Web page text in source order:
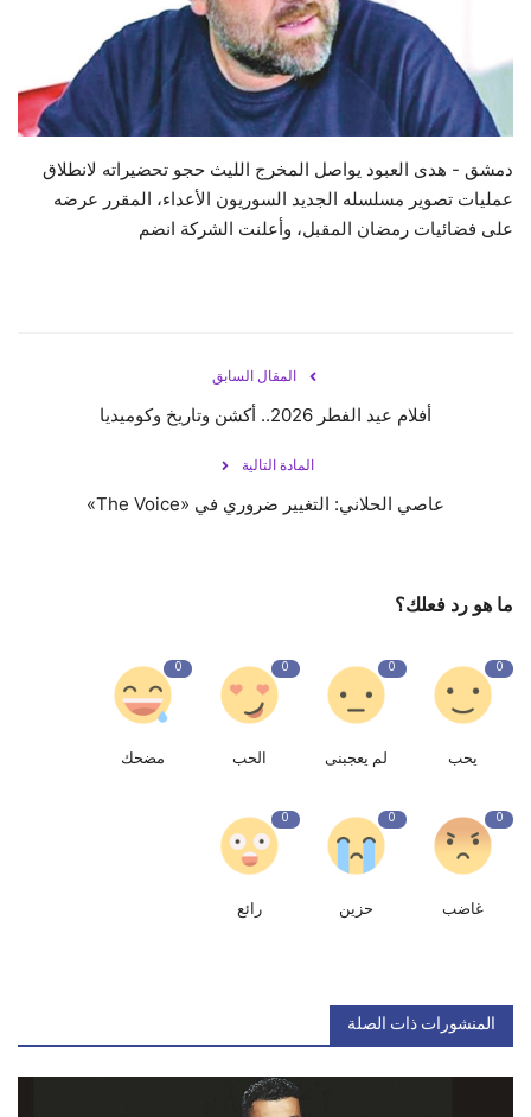
حياة
دمشق - هدى العبود يواصل المخرج الليث حجو تحضيراته لانطلاق
عمليات تصوير مسلسله الجديد السوريون الأعداء، المقرر عرضه
على فضائيات رمضان المقبل، وأعلنت الشركة انضم
المقال السابق
أفلام عيد الفطر 2026.. أكشن وتاريخ وكوميديا
المادة التالية
عاصي الحلاني: التغيير ضروري في «The Voice»
ما هو رد فعلك؟
0
يحب
0
لم يعجبنى
0
الحب
0
مضحك
0
غاضب
0
حزين
0
رائع
المنشورات ذات الصلة